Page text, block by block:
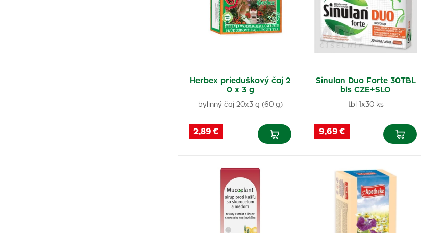
Herbex prieduškový čaj 2
0 x 3 g
bylinný čaj 20x3 g (60 g)
2,89 €
Sinulan Duo Forte 30TBL
bls CZE+SLO
tbl 1x30 ks
9,69 €